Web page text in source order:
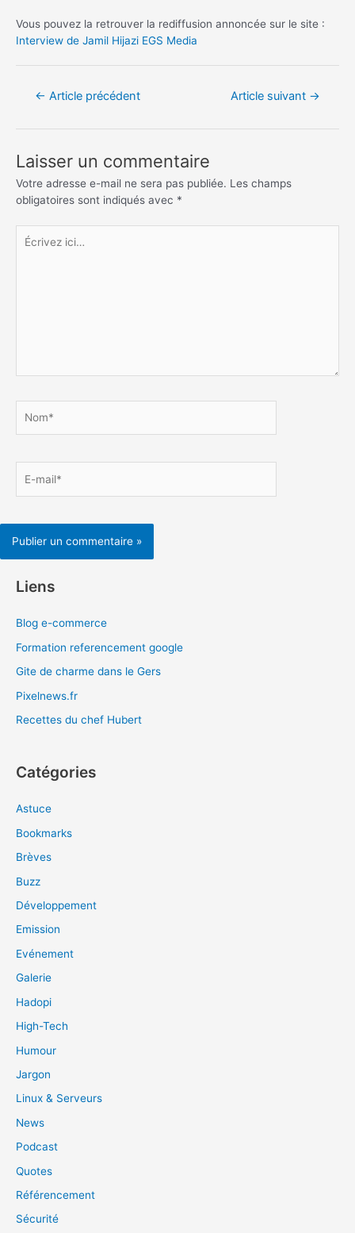
Vous pouvez la retrouver la rediffusion annoncée sur le site :
Interview de Jamil Hijazi EGS Media
Navigation
← Article précédent Article suivant →
Laisser un commentaire
Votre adresse e-mail ne sera pas publiée. Les champs
obligatoires sont indiqués avec *
Écrivez
ici…
mail*
Liens
Blog e-commerce
Formation referencement google
Gite de charme dans le Gers
Pixelnews.fr
Recettes du chef Hubert
Catégories
Astuce
Bookmarks
Brèves
Buzz
Développement
Emission
Evénement
Galerie
Hadopi
High-Tech
Humour
Jargon
Linux & Serveurs
News
Podcast
Quotes
Référencement
Sécurité